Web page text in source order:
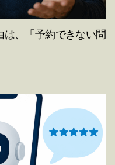
、「予約できない問